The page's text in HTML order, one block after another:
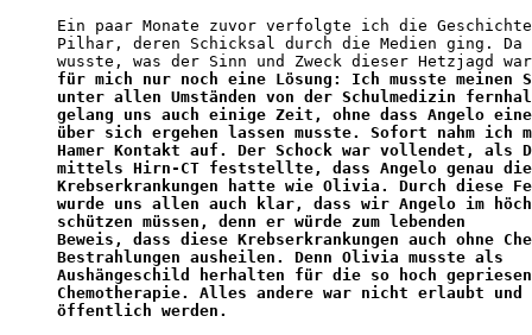
Ein paar Monate zuvor verfolgte ich die
Pilhar, deren Schicksal durch die Medien ging.
wusste, was der Sinn und Zweck dieser Hetzjagd
für mich nur noch eine Lösung: Ich musste meinen
unter allen Umständen von der Schulmedizin
gelang uns auch einige Zeit, ohne dass Angelo
über sich ergehen lassen musste. Sofort nahm
Hamer Kontakt auf. Der Schock war vollendet, als
mittels Hirn-CT feststellte, dass Angelo genau
Krebserkrankungen hatte wie Olivia. Durch diese
wurde uns allen auch klar, dass wir Angelo im
schützen müssen, denn er würde zum lebenden
Beweis, dass diese Krebserkrankungen auch ohne
Bestrahlungen ausheilen. Denn Olivia musste als
Aushängeschild herhalten für die so hoch
Chemotherapie. Alles andere war nicht erlaubt
öffentlich werden.